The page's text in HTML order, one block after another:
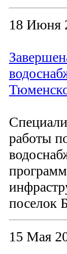
18 Июня
работы
поселок
15 Мая